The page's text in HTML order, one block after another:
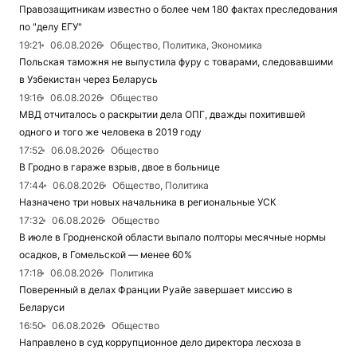
Правозащитникам известно о более чем 180 фактах преследования
по "делу ЕГУ"
19:21
06.08.2026
Общество, Политика, Экономика
Польская таможня не выпустила фуру с товарами, следовавшими
в Узбекистан через Беларусь
19:16
06.08.2026
Общество
МВД отчиталось о раскрытии дела ОПГ, дважды похитившей
одного и того же человека в 2019 году
17:52
06.08.2026
Общество
В Гродно в гараже взрыв, двое в больнице
17:44
06.08.2026
Общество, Политика
Назначено три новых начальника в региональные УСК
17:32
06.08.2026
Общество
В июле в Гродненской области выпало полторы месячные нормы
осадков, в Гомельской — менее 60%
17:18
06.08.2026
Политика
Поверенный в делах Франции Руайе завершает миссию в
Беларуси
16:50
06.08.2026
Общество
Направлено в суд коррупционное дело директора лесхоза в